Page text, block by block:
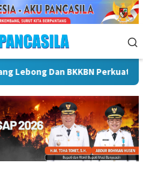
Strategis Nasional